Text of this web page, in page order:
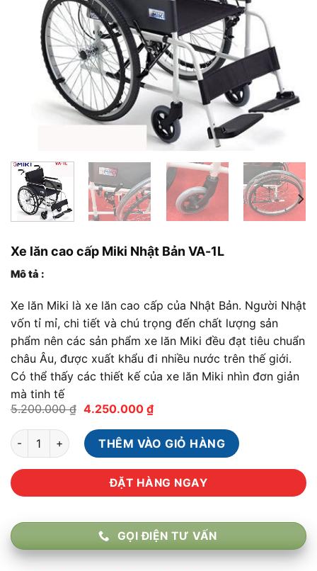
Xe lăn cao cấp Miki Nhật Bản VA-1L
Mô tả :
Xe lăn Miki là xe lăn cao cấp của Nhật Bản. Người Nhật
vốn tỉ mỉ, chi tiết và chú trọng đến chất lượng sản
phẩm nên các sản phẩm xe lăn Miki đều đạt tiêu chuẩn
châu Âu, được xuất khẩu đi nhiều nước trên thế giới.
Có thể thấy các thiết kế của xe lăn Miki nhìn đơn giản
mà tinh tế
5.200.000₫ Giá
là:
5.200.000 ₫.
4.250.000 ₫Giá
hiện
tại
là:
4.250.000 ₫.
Xe lăn cao cấp Miki Nhật Bản VA-1L số lượng
THÊM VÀO GIỎ HÀNG
ĐẶT HÀNG NGAY
GỌI ĐIỆN TƯ VẤN